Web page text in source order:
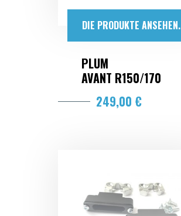
DIE PRODUKTE ANSEHEN.
PLUM
AVANT R150/170
249,00 €